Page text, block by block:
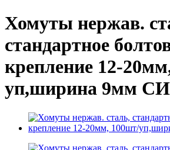
Хомуты нержав.
стандартное
крепление 12-
уп,ширина 9мм